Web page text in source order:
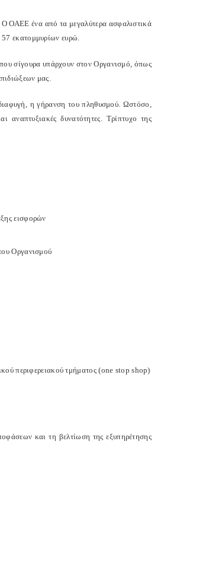
Ο ΟΑΕΕ ένα από τα μεγαλύτερα ασφαλιστικά
57 εκατομμυρίων ευρώ.
σίγουρα υπάρχουν στον Οργανισμό, όπως
μας.
η γήρανση του πληθυσμού. Ωστόσο,
αναπτυξιακές δυνατότητες. Τρίπτυχο της
εισφορών
Οργανισμού
περιφερειακού τμήματος (one stop shop)
και τη βελτίωση της εξυπηρέτησης